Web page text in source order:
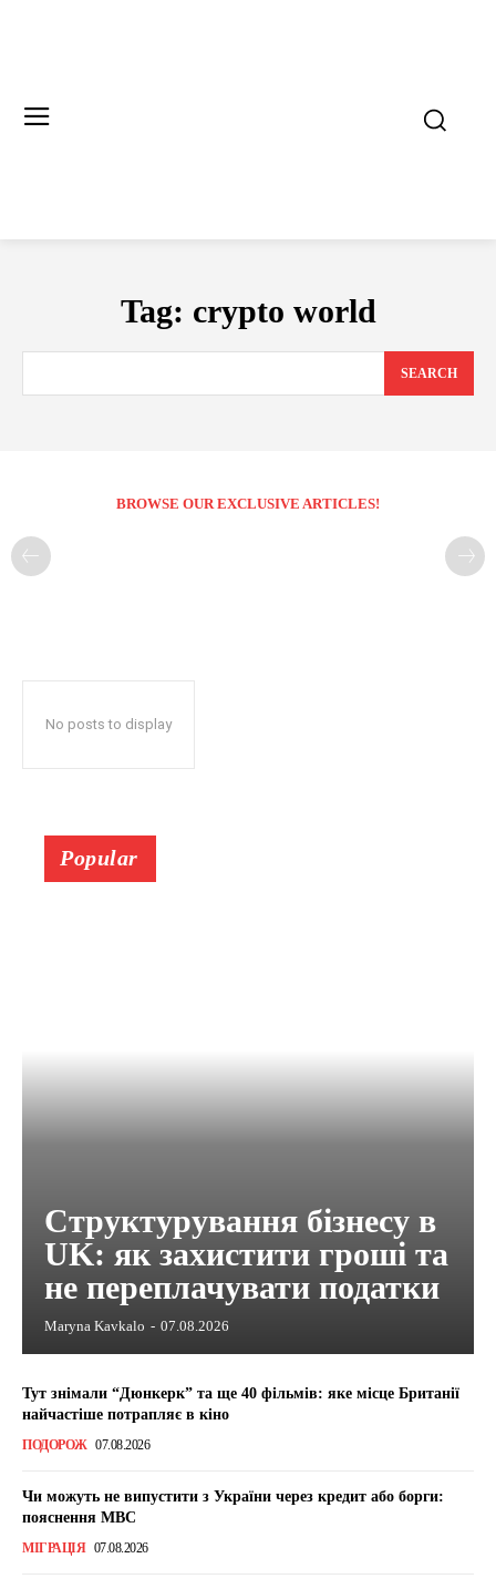
Tag: crypto world
SEARCH
BROWSE OUR EXCLUSIVE ARTICLES!
No posts to display
Popular
Структурування бізнесу в
UK: як захистити гроші та
не переплачувати податки
Maryna Kavkalo - 07.08.2026
Тут знімали “Дюнкерк” та ще 40 фільмів: яке місце Британії
найчастіше потрапляє в кіно
ПОДОРОЖ 07.08.2026
Чи можуть не випустити з України через кредит або борги:
пояснення МВС
МІГРАЦІЯ 07.08.2026